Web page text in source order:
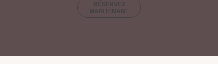
RÉSERVEZ
MAINTENANT